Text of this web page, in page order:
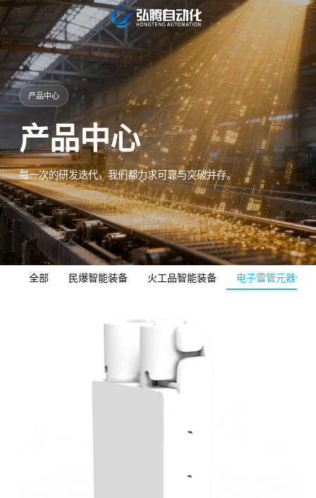
产品中心
产品中心
每一次的研发迭代，我们都力求可靠与突破并存。
全部 民爆智能装备 火工品智能装备 电子雷管元器件